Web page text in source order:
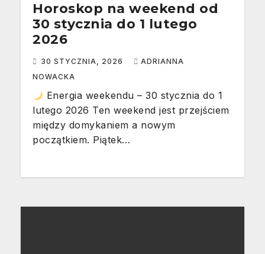
Horoskop na weekend od
30 stycznia do 1 lutego
2026
30 STYCZNIA, 2026
ADRIANNA
NOWACKA
Energia weekendu – 30 stycznia do 1
lutego 2026 Ten weekend jest przejściem
między domykaniem a nowym
początkiem. Piątek…